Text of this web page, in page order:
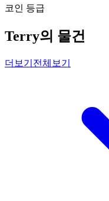
코인 등급
Terry의 물건
더보기 전체보기